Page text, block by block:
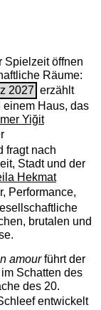
Spielzeit öffnen
Räume:
2027 erzählt
Haus, das
Yiğit
fragt nach
Stadt und der
Hekmat
Performance,
brutalen und
amourführt der
Schatten des
des 20.
entwickelt